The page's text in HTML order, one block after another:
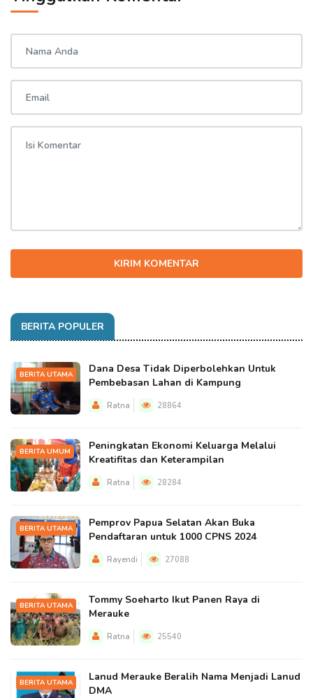
KIRIM KOMENTAR
BERITA POPULER
BERITA UTAMA
Dana Desa Tidak Diperbolehkan Untuk
Pembebasan Lahan di Kampung
Ratna 28864
BERITA UMUM
Peningkatan Ekonomi Keluarga Melalui
Kreatifitas dan Keterampilan
Ratna 28284
BERITA UTAMA
Pemprov Papua Selatan Akan Buka
Pendaftaran untuk 1000 CPNS 2024
Rayendi 27088
BERITA UTAMA
Tommy Soeharto Ikut Panen Raya di
Merauke
Ratna 25540
BERITA UTAMA
Lanud Merauke Beralih Nama Menjadi Lanud
DMA